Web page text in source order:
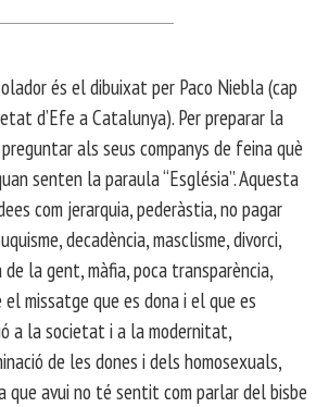
és el dibuixat per Paco Niebla (cap
d’Efe a Catalunya). Per preparar la
als seus companys de feina què
senten la paraula “Església”. Aquesta
com jerarquia, pederàstia, no pagar
decadència, masclisme, divorci,
la gent, màfia, poca transparència,
missatge que es dona i el que es
a la societat i a la modernitat,
de les dones i dels homosexuals,
que avui no té sentit com parlar del bisbe